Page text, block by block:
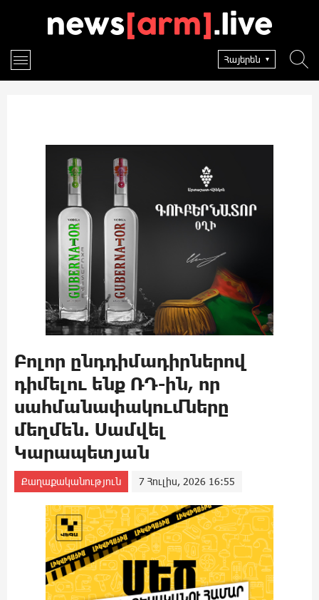
Հայերեն
Բոլոր ընդդիմադիրներով
դիմելու ենք ՌԴ-ին, որ
սահմանափակումները
մեղմեն. Սամվել
Կարապետյան
Քաղաքականություն 7 Հուլիս, 2026 16:55